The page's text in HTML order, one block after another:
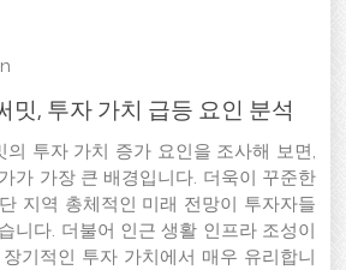
밋, 투자 가치 급등 요인 분석
의 투자 가치 증가 요인을 조사해 보면,
가 가장 큰 배경입니다. 더욱이 꾸준한
지역 총체적인 미래 전망이 투자자들
니다. 더불어 인근 생활 인프라 조성이
기적인 투자 가치에서 매우 유리합니